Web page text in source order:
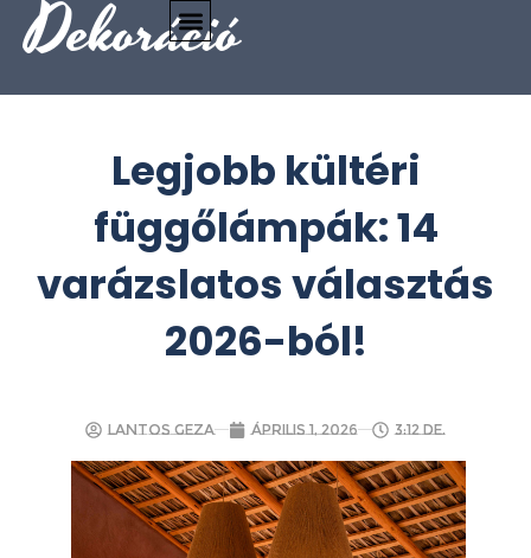
Dekoráció
Legjobb kültéri
függőlámpák: 14
varázslatos választás
2026-ból!
Lantos Geza április 1, 2026 3:12 de.